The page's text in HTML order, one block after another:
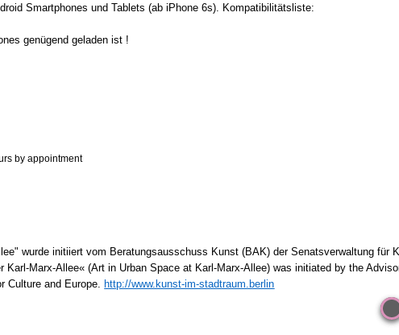
Smartphones und Tablets (ab iPhone 6s). Kompatibilitätsliste:
genügend geladen ist !
by appointment
wurde initiiert vom Beratungsausschuss Kunst (BAK) der Senatsverwaltung für
Marx-Allee« (Art in Urban Space at Karl-Marx-Allee) was initiated by the
Culture and Europe.http://www.kunst-im-stadtraum.berlin